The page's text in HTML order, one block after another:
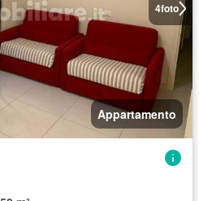
4foto
Appartamento